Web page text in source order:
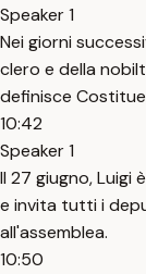
Speaker 1
Nei giorni
clero e della
definisce
10:42
Speaker 1
Il 27 giugno,
e invita tutti i
all'assemblea.
10:50